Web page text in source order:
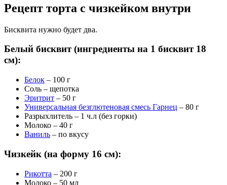
Рецепт торта с чизкейком внутри
Бисквита нужно будет два.
Белый бисквит(ингредиенты на 1 бисквит 18
см):
Белок – 100 г
Соль – щепотка
Эритрит – 50 г
Универсальная безглютеновая смесь Гарнец – 80 г
Разрыхлитель – 1 ч.л (без горки)
Молоко – 40 г
Ваниль – по вкусу
Чизкейк (на форму 16 см):
Рикотта – 200 г
Молоко – 50 мл